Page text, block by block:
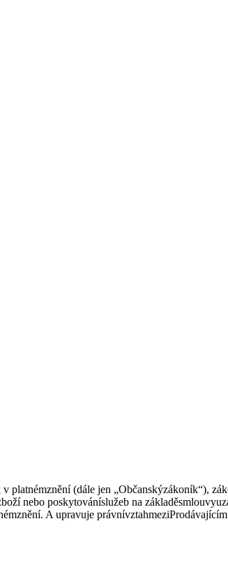
(dále jen „Občanskýzákoník“),
nebo poskytováníslužeb na
A upravuje